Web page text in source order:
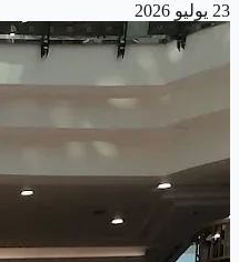
23 يوليو 2026